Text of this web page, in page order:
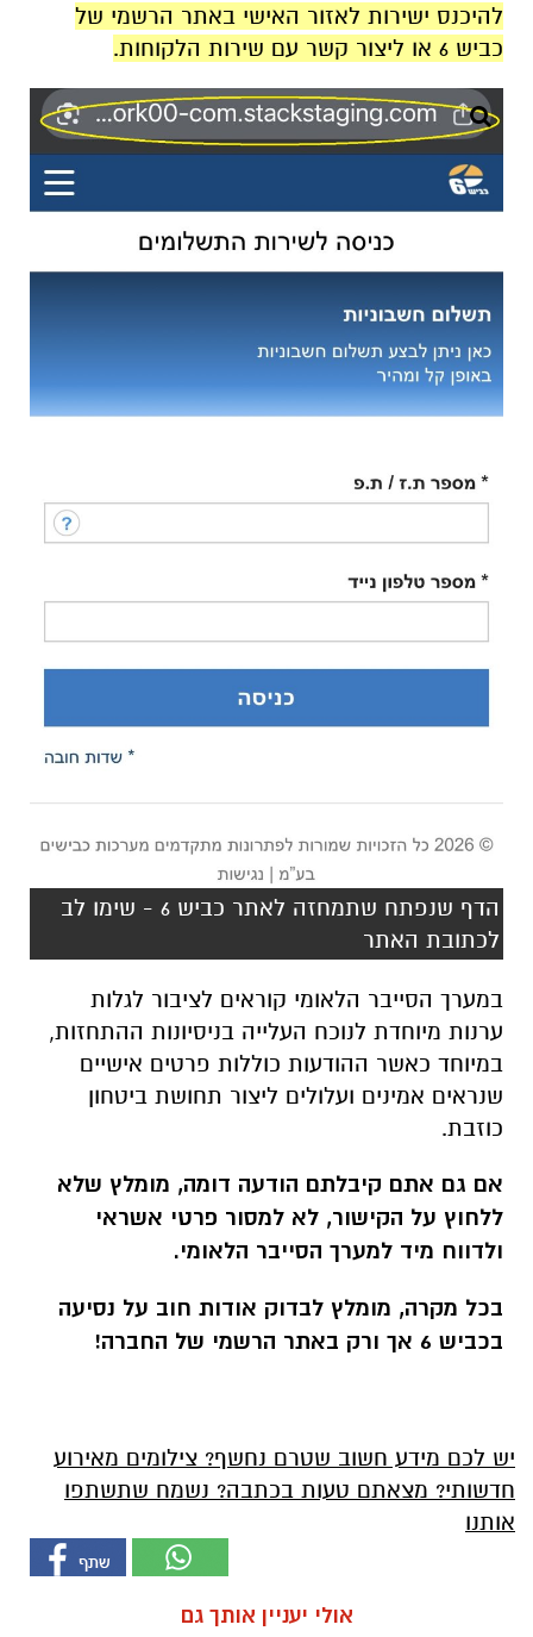
להיכנס ישירות לאזור האישי באתר הרשמי של
כביש 6 או ליצור קשר עם שירות הלקוחות.
הדף שנפתח שתמחזה לאתר כביש 6 - שימו לב
לכתובת האתר
במערך הסייבר הלאומי קוראים לציבור לגלות
ערנות מיוחדת לנוכח העלייה בניסיונות ההתחזות,
במיוחד כאשר ההודעות כוללות פרטים אישיים
שנראים אמינים ועלולים ליצור תחושת ביטחון
כוזבת.
אם גם אתם קיבלתם הודעה דומה, מומלץ שלא
ללחוץ על הקישור, לא למסור פרטי אשראי
ולדווח מיד למערך הסייבר הלאומי.
בכל מקרה, מומלץ לבדוק אודות חוב על נסיעה
בכביש 6 אך ורק באתר הרשמי של החברה!
יש לכם מידע חשוב שטרם נחשף? צילומים מאירוע
חדשותי? מצאתם טעות בכתבה? נשמח שתשתפו
אותנו
אולי יעניין אותך גם